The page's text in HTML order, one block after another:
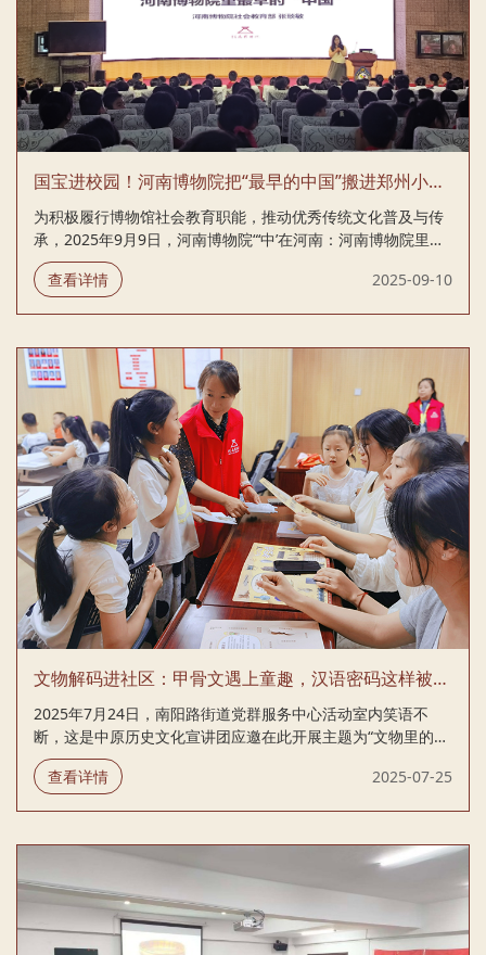
国宝进校园！河南博物院把“最早的中国”搬进郑州小学课堂
为积极履行博物馆社会教育职能，推动优秀传统文化普及与传
承，2025年9月9日，河南博物院“‘中’在河南：河南博物院里最
早的‘中国’”公益研学宣讲活动走进郑州市实验小学，为300余名
师生带来一场深入浅出、寓教于乐的文化体验。 社会教育部研
学生了对华夏源起和中原文化的浓厚兴趣。 宣讲还以杜岭方鼎
等青铜重器为例，深入解析古代青铜工艺及其背后的礼制文
明，揭示早期国家的社会组织与技术成就；通过对甲骨文的生
动阐释，如“龋”字等案例，展现汉字演变及其文化内涵，串联
夏商周重大历史变迁，并...
查看详情 2025-09-10
文物解码进社区：甲骨文遇上童趣，汉语密码这样被激活
2025年7月24日，南阳路街道党群服务中心活动室内笑语不
断，这是中原历史文化宣讲团应邀在此开展主题为“文物里的汉
语言密码”的文化体验活动，也是该宣讲团继航海西路社区甲骨
文主题活动后，第二次深入基层社区开展文化宣讲，五十名儿
以日常词汇为钥匙，为孩子们打开了通往古代物质文明的大
门。“为什么我们常说‘学习模范’？”杨非老师举起一件青铜器模
具模型，向台下好奇的小观众们发问。“原来‘模范’这个词，来
自青铜器铸造中用来塑形的模具！” 杨非老师与孩子互动，气
氛欢快 她进一步展示...
查看详情 2025-07-25